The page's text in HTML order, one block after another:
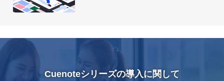
Cuenoteシリーズの導入に関して